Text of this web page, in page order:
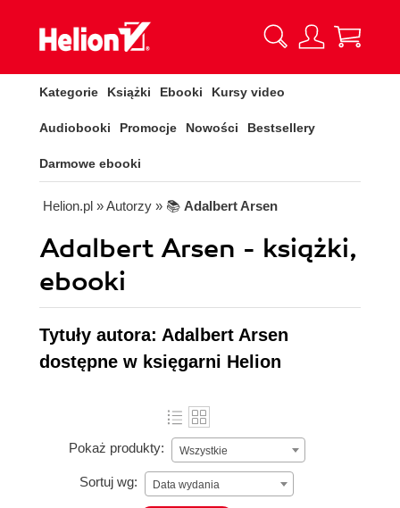
Kategorie Książki Ebooki Kursy video
Audiobooki Promocje Nowości Bestsellery
Darmowe ebooki
Helion.pl » Autorzy » 📚 Adalbert Arsen
Adalbert Arsen - książki,
ebooki
Tytuły autora: Adalbert Arsen
dostępne w księgarni Helion
Pokaż produkty: Wszystkie
Sortuj wg: Data wydania